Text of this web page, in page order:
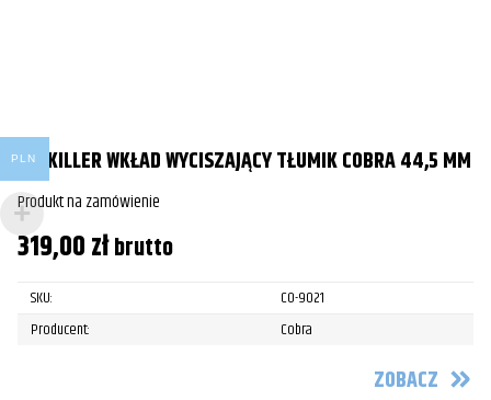
DB-KILLER WKŁAD WYCISZAJĄCY TŁUMIK COBRA 44,5 MM
Produkt na zamówienie
319,00złbrutto
SKU:
CO-9021
Producent:
Cobra
ZOBACZ
PLN